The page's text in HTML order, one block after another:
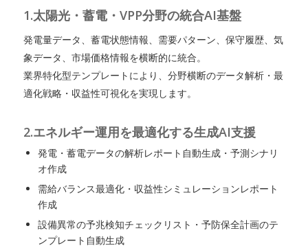
1.太陽光・蓄電・VPP分野の統合AI基盤
発電量データ、蓄電状態情報、需要パターン、保守履歴、気
象データ、市場価格情報を横断的に統合。
業界特化型テンプレートにより、分野横断のデータ解析・最
適化戦略・収益性可視化を実現します。
2.エネルギー運用を最適化する生成AI支援
発電・蓄電データの解析レポート自動生成・予測シナリ
オ作成
需給バランス最適化・収益性シミュレーションレポート
作成
設備異常の予兆検知チェックリスト・予防保全計画のテ
ンプレート自動生成